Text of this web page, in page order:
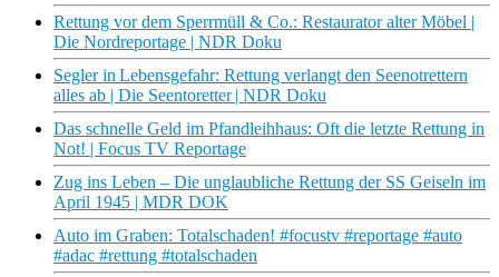
Rettung vor dem Sperrmüll & Co.: Restaurator alter Möbel |
Die Nordreportage | NDR Doku
Segler in Lebensgefahr: Rettung verlangt den Seenotrettern
alles ab | Die Seentoretter | NDR Doku
Das schnelle Geld im Pfandleihhaus: Oft die letzte Rettung in
Not! | Focus TV Reportage
Zug ins Leben – Die unglaubliche Rettung der SS Geiseln im
April 1945 | MDR DOK
Auto im Graben: Totalschaden! #focustv #reportage #auto
#adac #rettung #totalschaden